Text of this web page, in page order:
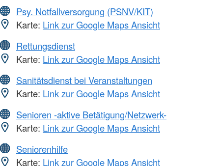
Psy. Notfallversorgung (PSNV/KIT)
Karte: Link zur Google Maps Ansicht
Rettungsdienst
Karte: Link zur Google Maps Ansicht
Sanitätsdienst bei Veranstaltungen
Karte: Link zur Google Maps Ansicht
Senioren -aktive Betätigung/Netzwerk-
Karte: Link zur Google Maps Ansicht
Seniorenhilfe
Karte: Link zur Google Maps Ansicht